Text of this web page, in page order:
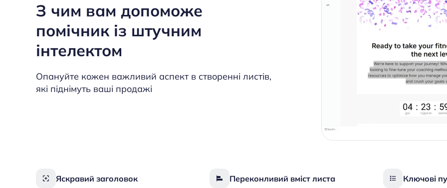
З чим вам допоможе
помічник із штучним
інтелектом
Опануйте кожен важливий аспект в створенні листів,
які піднімуть ваші продажі
Яскравий заголовок Переконливий вміст листа Ключові